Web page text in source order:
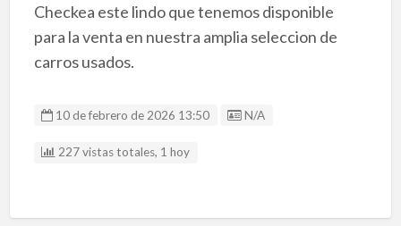
Checkea este lindo que tenemos disponible
para la venta en nuestra amplia seleccion de
carros usados.
10 de febrero de 2026 13:50 Listing ID
N/A
227 vistas totales, 1 hoy